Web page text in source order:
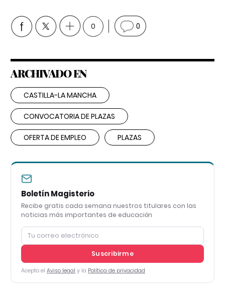
0 0
ARCHIVADO EN
CASTILLA-LA MANCHA
CONVOCATORIA DE PLAZAS
OFERTA DE EMPLEO PLAZAS
Boletín Magisterio
Recibe gratis cada semana nuestros titulares con las
noticias más importantes de educación
Suscribirme
Acepto el Aviso legal y la Política de privacidad